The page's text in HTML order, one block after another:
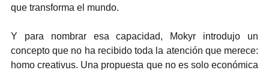
que transforma el mundo.
Y para nombrar esa capacidad, Mokyr introdujo un
concepto que no ha recibido toda la atención que merece:
homo creativus. Una propuesta que no es solo económica